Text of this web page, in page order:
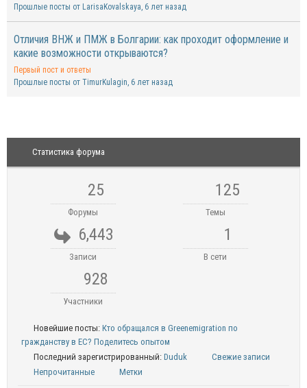
Прошлые посты от LarisaKovalskaya, 6 лет назад
Отличия ВНЖ и ПМЖ в Болгарии: как проходит оформление и
какие возможности открываются?
Первый пост и ответы
Прошлые посты от TimurKulagin, 6 лет назад
Статистика форума
25
Форумы
125
Темы
6,443
Записи
1
В сети
928
Участники
Новейшие посты: Кто обращался в Greenemigration по
гражданству в ЕС? Поделитесь опытом
Последний зарегистрированный: Duduk
Свежие записи
Непрочитанные
Метки